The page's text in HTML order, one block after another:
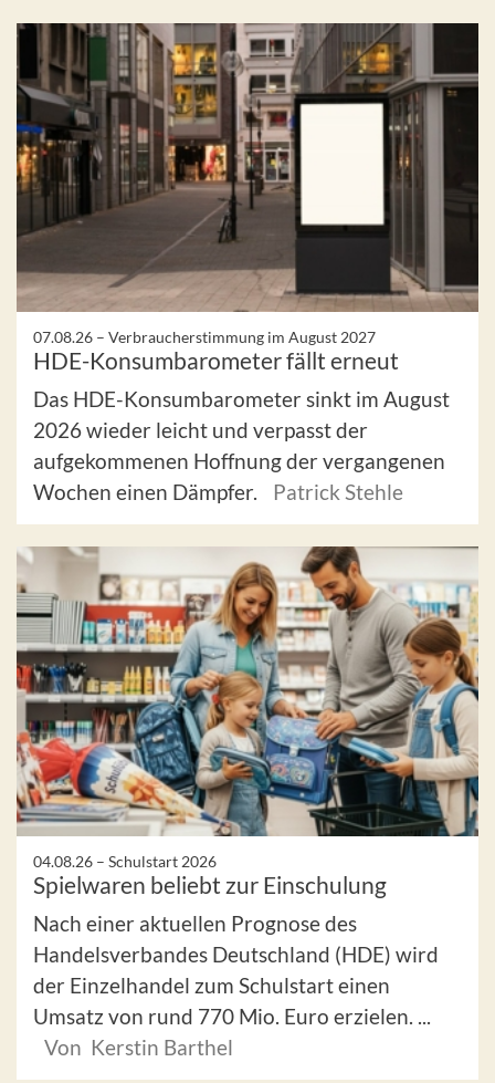
07.08.26 – Verbraucherstimmung im August 2027
HDE-Konsumbarometer fällt erneut
Das HDE-Konsumbarometer sinkt im August
2026 wieder leicht und verpasst der
aufgekommenen Hoffnung der vergangenen
Wochen einen Dämpfer.
Patrick Stehle
04.08.26 – Schulstart 2026
Spielwaren beliebt zur Einschulung
Nach einer aktuellen Prognose des
Handelsverbandes Deutschland (HDE) wird
der Einzelhandel zum Schulstart einen
Umsatz von rund 770 Mio. Euro erzielen. ...
Von Kerstin Barthel